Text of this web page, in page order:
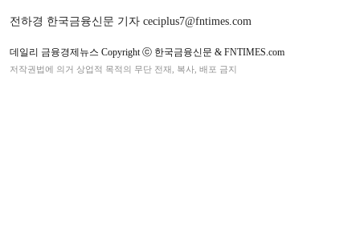
전하경 한국금융신문 기자 ceciplus7@fntimes.com
데일리 금융경제뉴스 Copyright ⓒ 한국금융신문 & FNTIMES.com
저작권법에 의거 상업적 목적의 무단 전재, 복사, 배포 금지